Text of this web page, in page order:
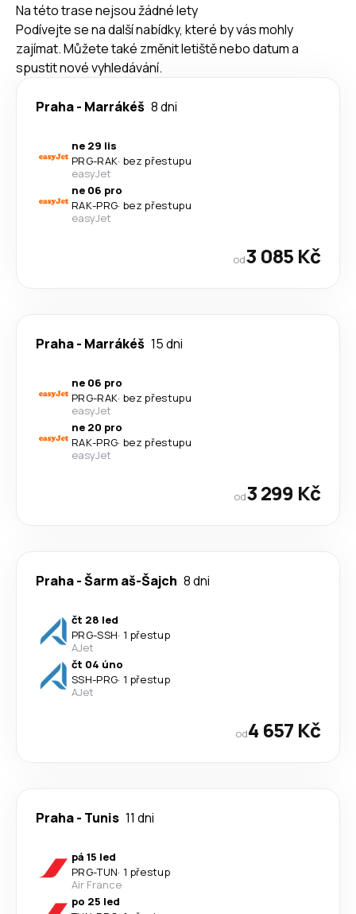
Na této trase nejsou žádné lety
Podívejte se na další nabídky, které by vás mohly
zajímat. Můžete také změnit letiště nebo datum a
spustit nové vyhledávání.
Praha- Marrákéš 8 dni
ne 29 lis
PRG-RAK· bez přestupu
easyJet
ne 06 pro
RAK-PRG· bez přestupu
easyJet
od3 085 Kč
Praha- Marrákéš 15 dni
ne 06 pro
PRG-RAK· bez přestupu
easyJet
ne 20 pro
RAK-PRG· bez přestupu
easyJet
od3 299 Kč
Praha-Šarm aš-Šajch 8 dni
čt 28 led
PRG-SSH· 1 přestup
AJet
čt 04 úno
SSH-PRG· 1 přestup
AJet
od4 657 Kč
Praha- Tunis 11 dni
pá 15 led
PRG-TUN· 1 přestup
Air France
po 25 led